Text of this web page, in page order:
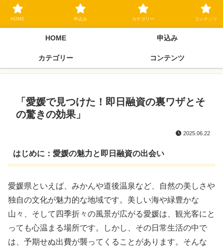
ブラックリスト長期延滞中でもOK 独自審査フリーローン 在籍確認なしの街
金クローネにご相談ください
HOME 申込み
カテゴリー コンテンツ
「愛媛で見つけた！即日融資の裏ワザとそ
の驚きの効果」
2025.06.22
はじめに：愛媛の魅力と即日融資の出会い
愛媛県といえば、みかんや道後温泉など、自然の美しさや
独自の文化が魅力的な地域です。美しい海や緑豊かな
山々、そして四季折々の風景が広がる愛媛は、観光客にと
っても心温まる場所です。しかし、その日常生活の中で
は、予期せぬ出費が襲ってくることがあります。そんな
HOME 申込み カテゴリー コンテンツ